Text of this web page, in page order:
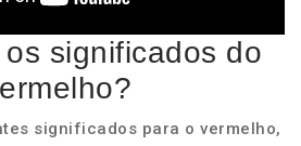
significados do
significados para o vermelho,